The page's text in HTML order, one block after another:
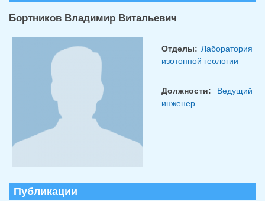
Бортников Владимир Витальевич
Отделы: Лаборатория
изотопной геологии
Должности: Ведущий
инженер
Публикации